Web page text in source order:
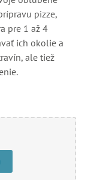
pizze,
pre 1 až 4
ich okolie a
ale tiež